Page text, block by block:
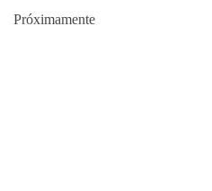
Próximamente